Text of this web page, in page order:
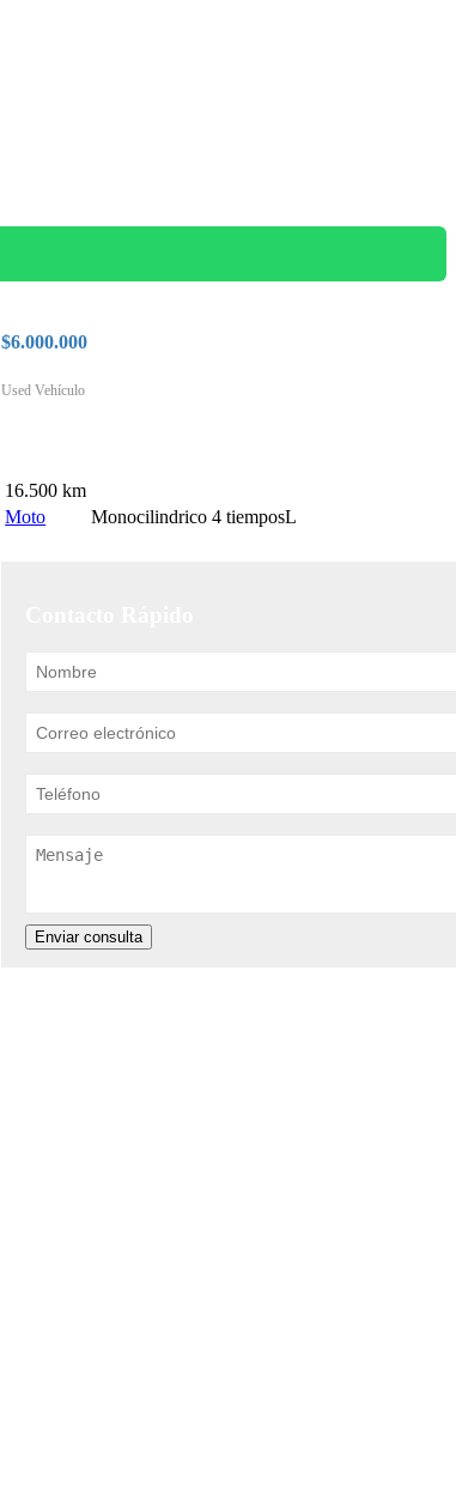
$6.000.000
Used Vehículo
16.500 km
Moto
Monocilindrico 4 tiemposL
Enviar consulta